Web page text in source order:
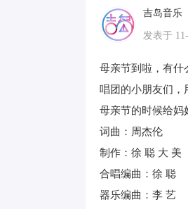
吉岛音乐
发表于
母亲节到啦，有什
唱团的小朋友们，
母亲节的时候给妈
词曲：周杰伦
制作：徐 聪 大 美
合唱编曲：徐 聪
器乐编曲：李 艺